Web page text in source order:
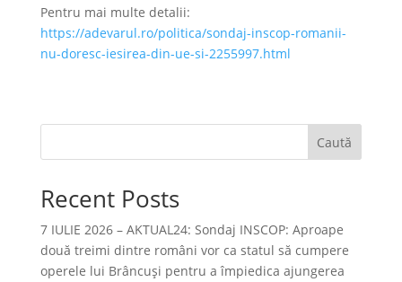
Pentru mai multe detalii:
https://adevarul.ro/politica/sondaj-inscop-romanii-
nu-doresc-iesirea-din-ue-si-2255997.html
Caută
Recent Posts
7 IULIE 2026 – AKTUAL24: Sondaj INSCOP: Aproape
două treimi dintre români vor ca statul să cumpere
operele lui Brâncuşi pentru a împiedica ajungerea